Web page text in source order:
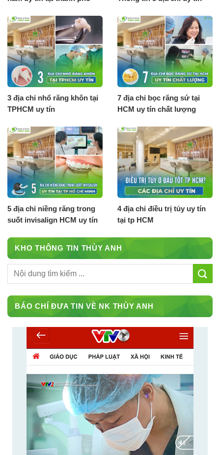
3 địa chỉ nhổ răng khôn tại
TPHCM uy tín
7 địa chỉ bọc răng sứ tại
HCM uy tín chất lượng
5 địa chỉ niềng răng trong
suốt invisalign HCM uy tín
4 địa chỉ điều trị tủy uy tín
tại tp HCM
KHO THÔNG TIN THÙY ANH
BÁO CHÍ ĐƯA TIN VỀ NK THÙY ANH